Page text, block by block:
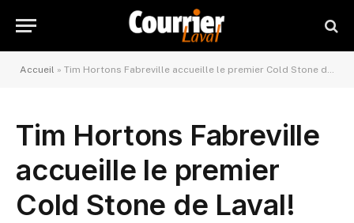
Accueil » Tim Hortons Fabreville accueille le premier Cold Stone de Laval!
Tim Hortons Fabreville
accueille le premier
Cold Stone de Laval!